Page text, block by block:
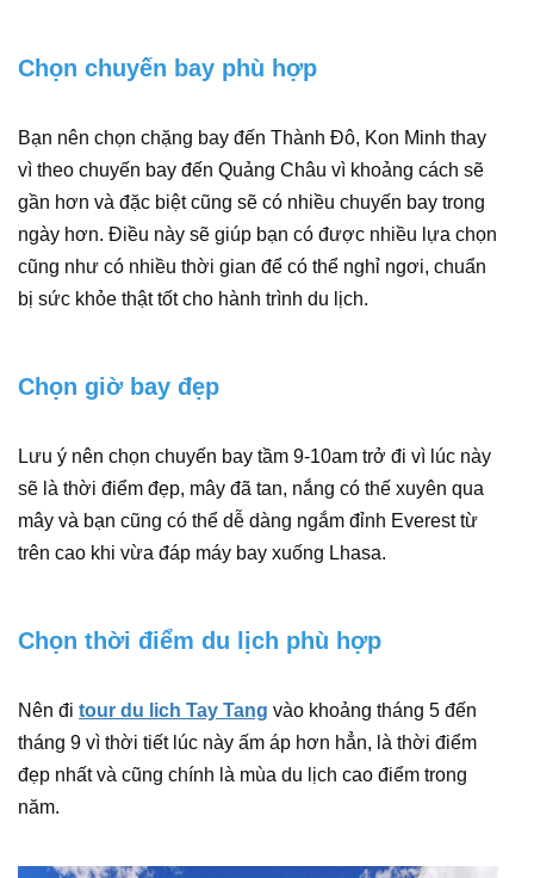
Chọn chuyến bay phù hợp
Bạn nên chọn chặng bay đến Thành Đô, Kon Minh thay
vì theo chuyến bay đến Quảng Châu vì khoảng cách sẽ
gần hơn và đặc biệt cũng sẽ có nhiều chuyến bay trong
ngày hơn. Điều này sẽ giúp bạn có được nhiều lựa chọn
cũng như có nhiều thời gian để có thể nghỉ ngơi, chuẩn
bị sức khỏe thật tốt cho hành trình du lịch.
Chọn giờ bay đẹp
Lưu ý nên chọn chuyến bay tầm 9-10am trở đi vì lúc này
sẽ là thời điểm đẹp, mây đã tan, nắng có thế xuyên qua
mây và bạn cũng có thể dễ dàng ngắm đỉnh Everest từ
trên cao khi vừa đáp máy bay xuống Lhasa.
Chọn thời điểm du lịch phù hợp
Nên đi tour du lich Tay Tang vào khoảng tháng 5 đến
tháng 9 vì thời tiết lúc này ấm áp hơn hẳn, là thời điểm
đẹp nhất và cũng chính là mùa du lịch cao điểm trong
năm.